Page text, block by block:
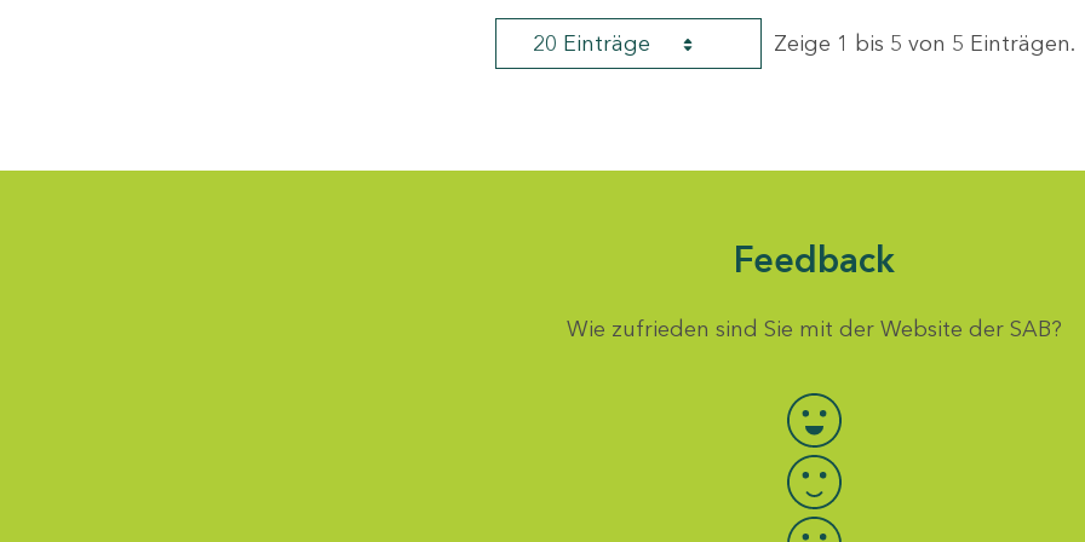
20 Einträge Zeige 1 bis 5 von 5 Einträgen.
Feedback
Wie zufrieden sind Sie mit der Website der SAB?
Bewertung auswählen